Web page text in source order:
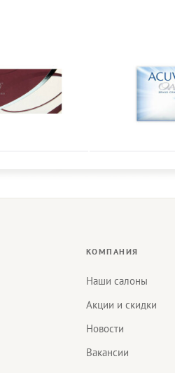
КОМПАНИЯ
Наши салоны
Акции и скидки
Новости
Вакансии